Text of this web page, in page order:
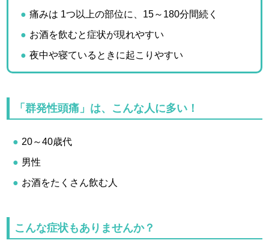
痛みは 1つ以上の部位に、15～180分間続く
お酒を飲むと症状が現れやすい
夜中や寝ているときに起こりやすい
「群発性頭痛」は、こんな人に多い！
20～40歳代
男性
お酒をたくさん飲む人
こんな症状もありませんか？